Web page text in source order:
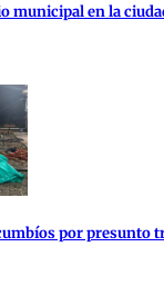
municipal en la
por presunto